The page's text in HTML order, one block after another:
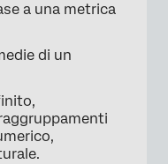
a una metrica
di un